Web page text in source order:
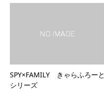
SPY×FAMILY きゃらふろーと
シリーズ